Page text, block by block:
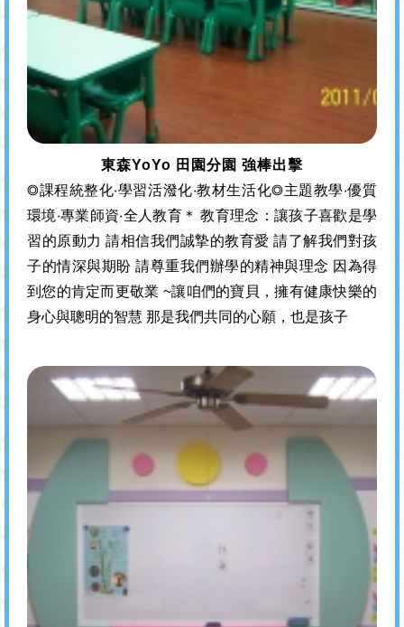
東森YoYo 田園分園 強棒出擊
◎課程統整化‧學習活潑化‧教材生活化◎主題教學‧優質
環境‧專業師資‧全人教育＊ 教育理念：讓孩子喜歡是學
習的原動力 請相信我們誠摯的教育愛 請了解我們對孩
子的情深與期盼 請尊重我們辦學的精神與理念 因為得
到您的肯定而更敬業 ~讓咱們的寶貝，擁有健康快樂的
身心與聰明的智慧 那是我們共同的心願，也是孩子